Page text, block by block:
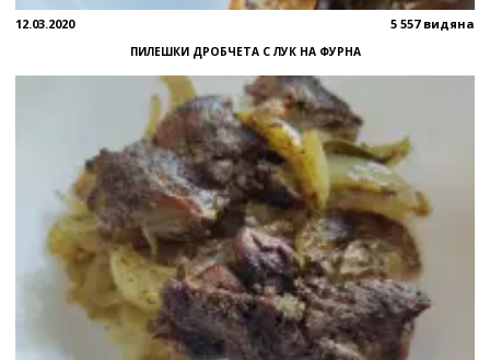
12.03.2020 5 557 видяна
ПИЛЕШКИ ДРОБЧЕТА С ЛУК НА ФУРНА